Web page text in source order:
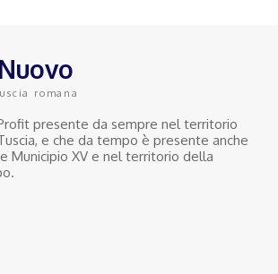
romana
presente da sempre nel territorio
e che da tempo è presente anche
Municipio XV e nel territorio della